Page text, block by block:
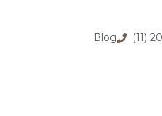
Blog (11)